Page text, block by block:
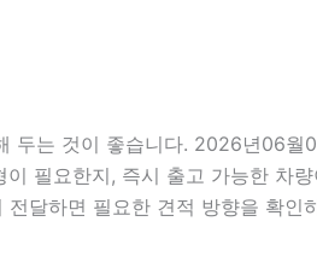
는 것이 좋습니다. 2026년06
필요한지, 즉시 출고 가능한 차
달하면 필요한 견적 방향을 확